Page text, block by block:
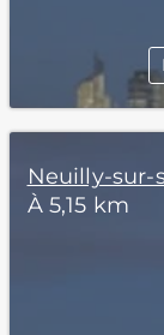
Neuilly-sur-
À 5,15 km